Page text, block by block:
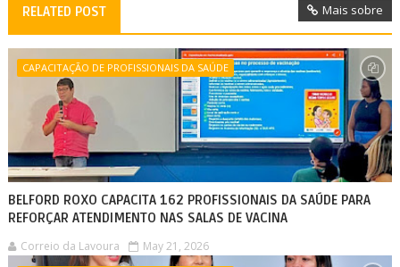
RELATED POST Mais sobre
CAPACITAÇÃO DE PROFISSIONAIS DA SAÚDE
BELFORD ROXO CAPACITA 162 PROFISSIONAIS DA SAÚDE PARA
REFORÇAR ATENDIMENTO NAS SALAS DE VACINA
Correio da Lavoura May 21, 2026